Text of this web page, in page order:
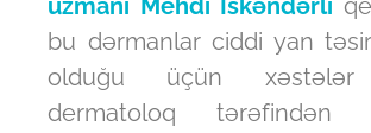
uzmanı Mehdi İskəndərli
bu dərmanlar ciddi yan
olduğu üçün xəstələr
dermatoloq tərəfindən